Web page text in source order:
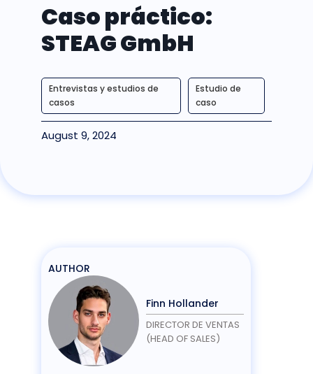
Caso práctico:
STEAG GmbH
Entrevistas y estudios de
casos
Estudio de
caso
August 9, 2024
AUTHOR
Finn Hollander
DIRECTOR DE VENTAS
(HEAD OF SALES)